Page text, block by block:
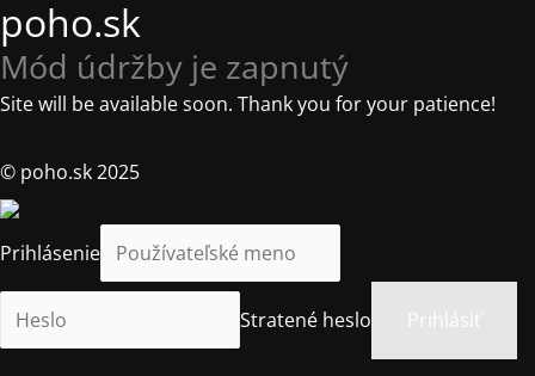
poho.sk
Mód údržby je zapnutý
Site will be available soon. Thank you for your patience!
© poho.sk 2025
Prihlásenie
Stratené heslo